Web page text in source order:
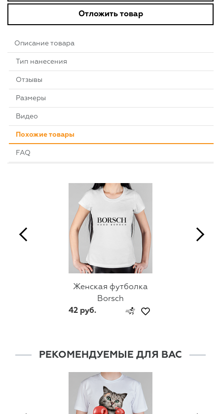
Отложить товар
Описание товара
Тип нанесения
Отзывы
Размеры
Видео
Похожие товары
FAQ
Женская футболка
Borsch
42 руб.
РЕКОМЕНДУЕМЫЕ ДЛЯ ВАС